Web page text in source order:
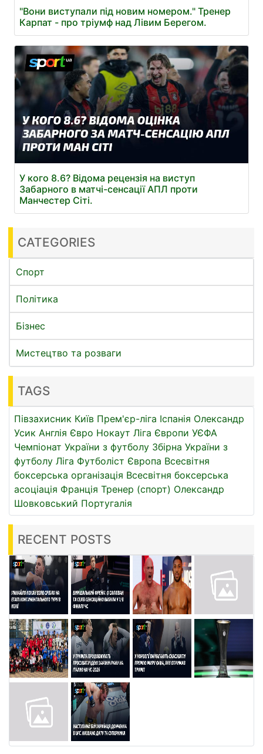
"Вони виступали під новим номером." Тренер
Карпат - про тріумф над Лівим Берегом.
У кого 8.6? Відома рецензія на виступ
Забарного в матчі-сенсації АПЛ проти
Манчестер Сіті.
CATEGORIES
Спорт
Політика
Бізнес
Мистецтво та розваги
TAGS
Півзахисник Київ Прем'єр-ліга Іспанія Олександр
Усик Англія Євро Нокаут Ліга Європи УЄФА
Чемпіонат України з футболу Збірна України з
футболу Ліга Футболіст Європа Всесвітня
боксерська організація Всесвітня боксерська
асоціація Франція Тренер (спорт) Олександр
Шовковський Португалія
RECENT POSTS